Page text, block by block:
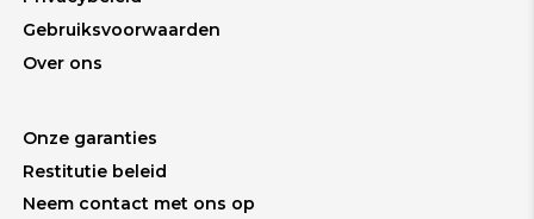
Gebruiksvoorwaarden
Over ons
Onze garanties
Restitutie beleid
Neem contact met ons op